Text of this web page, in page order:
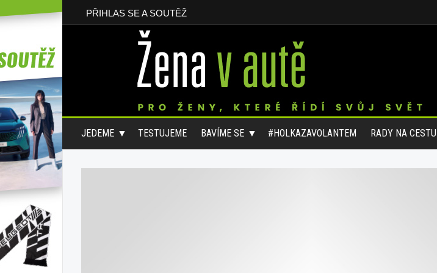
PŘIHLAS SE A SOUTĚŽ
JEDEME TESTUJEME BAVÍME SE #HOLKAZAVOLANTEM RADY NA CESTU